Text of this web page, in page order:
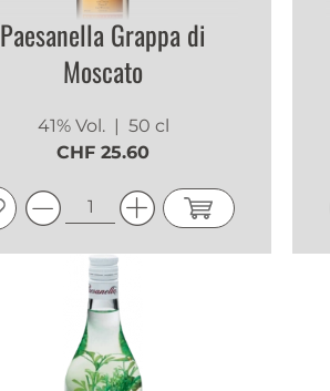
Paesanella Grappa di
Moscato
41% Vol. | 50 cl
CHF 25.60